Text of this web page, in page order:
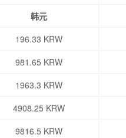
韩元
196.33 KRW
981.65 KRW
1963.3 KRW
4908.25 KRW
9816.5 KRW